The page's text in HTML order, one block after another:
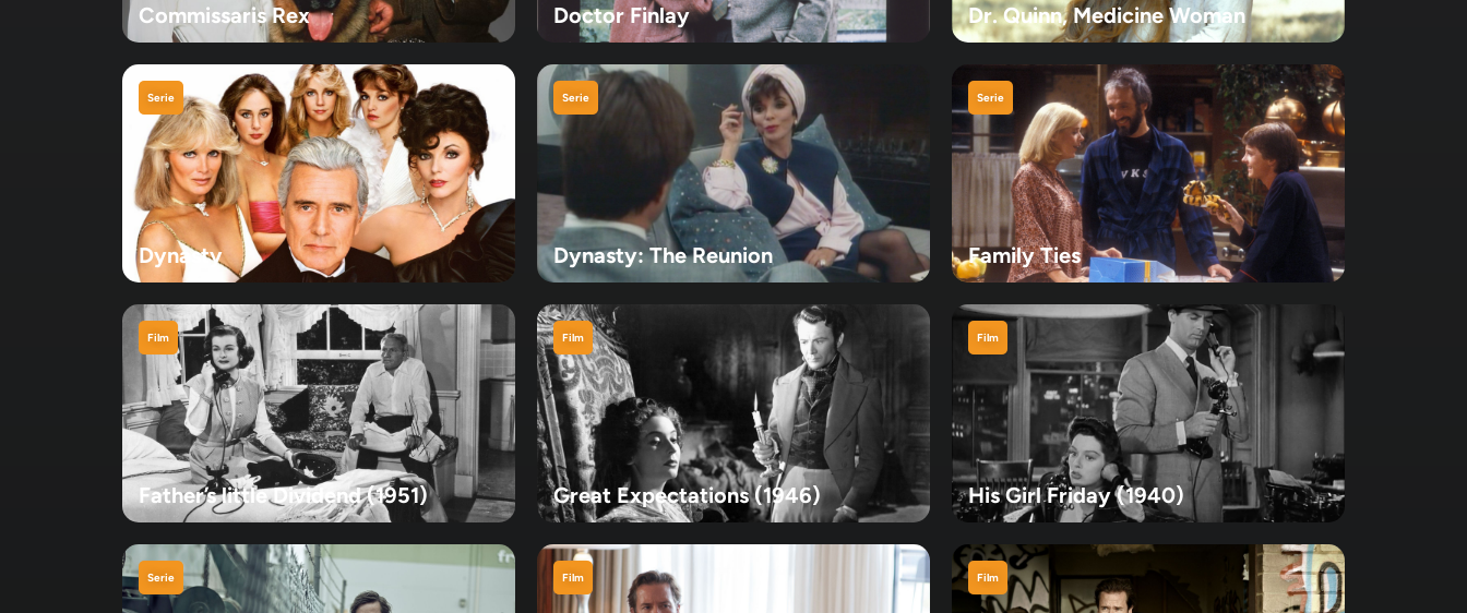
Commissaris Rex Doctor Finlay Dr. Quinn, Medicine Woman
Dynasty
Serie
Dynasty: The Reunion
Serie
Family Ties
Serie
Father’s little Dividend (1951)
Film
Great Expectations (1946)
Film
His Girl Friday (1940)
Film
Serie Film Film